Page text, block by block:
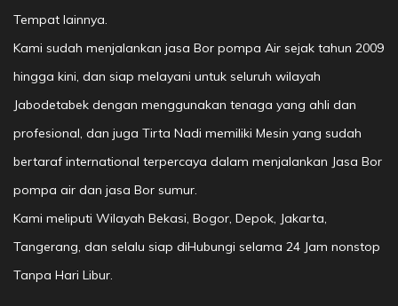
Tempat lainnya.
Kami sudah menjalankan jasa Bor pompa Air sejak tahun 2009
hingga kini, dan siap melayani untuk seluruh wilayah
Jabodetabek dengan menggunakan tenaga yang ahli dan
profesional, dan juga Tirta Nadi memiliki Mesin yang sudah
bertaraf international terpercaya dalam menjalankan Jasa Bor
pompa air dan jasa Bor sumur.
Kami meliputi Wilayah Bekasi, Bogor, Depok, Jakarta,
Tangerang, dan selalu siap diHubungi selama 24 Jam nonstop
Tanpa Hari Libur.